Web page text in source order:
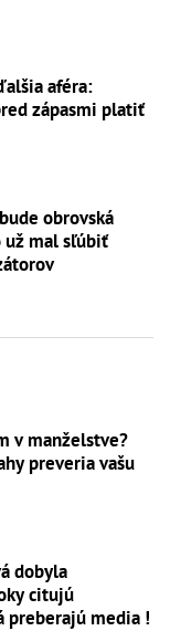
aféra:
zápasmi platiť
obrovská
už mal sľúbiť
v manželstve?
preveria vašu
dobyla
citujú
preberajú media !